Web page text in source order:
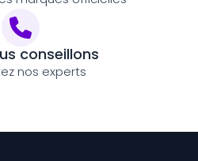
conseillons
nos experts